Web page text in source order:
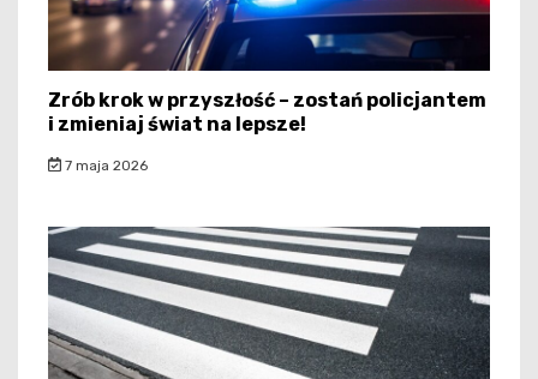
Zrób krok w przyszłość – zostań policjantem
i zmieniaj świat na lepsze!
7 maja 2026